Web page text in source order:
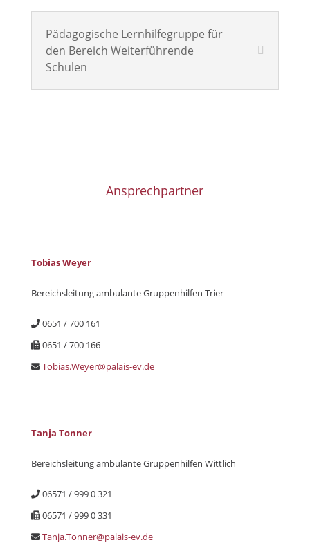
Pädagogische Lernhilfegruppe für
den Bereich Weiterführende
Schulen
Ansprechpartner
Tobias Weyer
Bereichsleitung ambulante Gruppenhilfen Trier
0651 / 700 161
0651 / 700 166
Tobias.Weyer@palais-ev.de
Tanja Tonner
Bereichsleitung ambulante Gruppenhilfen Wittlich
06571 / 999 0 321
06571 / 999 0 331
Tanja.Tonner@palais-ev.de